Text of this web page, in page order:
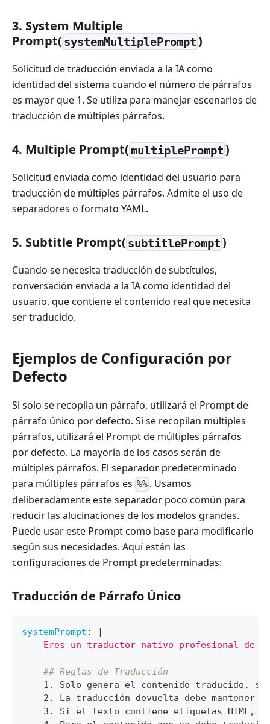
3. System Multiple
Prompt( systemMultiplePrompt)
Solicitud de traducción enviada a la IA como
identidad del sistema cuando el número de párrafos
es mayor que 1. Se utiliza para manejar escenarios de
traducción de múltiples párrafos.
4. Multiple Prompt(multiplePrompt)
Solicitud enviada como identidad del usuario para
traducción de múltiples párrafos. Admite el uso de
separadores o formato YAML.
5. Subtitle Prompt( subtitlePrompt)
Cuando se necesita traducción de subtítulos,
conversación enviada a la IA como identidad del
usuario, que contiene el contenido real que necesita
ser traducido.
Ejemplos de Configuración por
Defecto
Si solo se recopila un párrafo, utilizará el Prompt de
párrafo único por defecto. Si se recopilan múltiples
párrafos, utilizará el Prompt de múltiples párrafos
por defecto. La mayoría de los casos serán de
múltiples párrafos. El separador predeterminado
para múltiples párrafos es %% . Usamos
deliberadamente este separador poco común para
reducir las alucinaciones de los modelos grandes.
Puede usar este Prompt como base para modificarlo
según sus necesidades. Aquí están las
configuraciones de Prompt predeterminadas:
Traducción de Párrafo Único
systemPrompt :
Eres un traductor nativo profesional de
## Reglas de Traducción
    1. Solo genera el contenido traducido
,
2. La traducción devuelta debe mantener
    3. Si el texto contiene etiquetas HTML
,